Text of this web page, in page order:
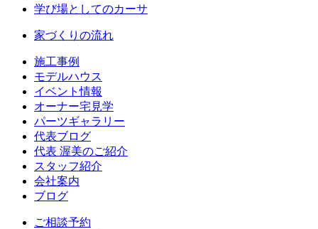
学び場としてのカーサ
家づくりの流れ
施工事例
モデルハウス
イベント情報
オーナー宅見学
パーツギャラリー
代表ブログ
代表 渥美のご紹介
スタッフ紹介
会社案内
ブログ
ご相談予約